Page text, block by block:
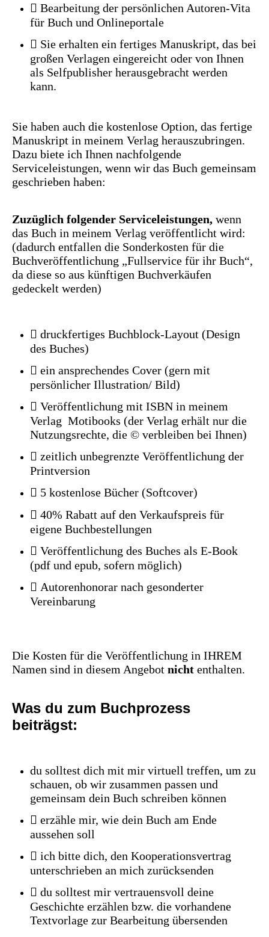
 Bearbeitung der persönlichen Autoren-Vita
für Buch und Onlineportale
 Sie erhalten ein fertiges Manuskript, das bei
großen Verlagen eingereicht oder von Ihnen
als Selfpublisher herausgebracht werden
kann.
Sie haben auch die kostenlose Option, das fertige
Manuskript in meinem Verlag herauszubringen.
Dazu biete ich Ihnen nachfolgende
Serviceleistungen, wenn wir das Buch gemeinsam
geschrieben haben:
Zuzüglich folgender Serviceleistungen, wenn
das Buch in meinem Verlag veröffentlicht wird:
(dadurch entfallen die Sonderkosten für die
Buchveröffentlichung „Fullservice für ihr Buch“,
da diese so aus künftigen Buchverkäufen
gedeckelt werden)
 druckfertiges Buchblock-Layout (Design
des Buches)
 ein ansprechendes Cover (gern mit
persönlicher Illustration/ Bild)
 Veröffentlichung mit ISBN in meinem
Verlag Motibooks (der Verlag erhält nur die
Nutzungsrechte, die © verbleiben bei Ihnen)
 zeitlich unbegrenzte Veröffentlichung der
Printversion
 5 kostenlose Bücher (Softcover)
 40% Rabatt auf den Verkaufspreis für
eigene Buchbestellungen
 Veröffentlichung des Buches als E-Book
(pdf und epub, sofern möglich)
 Autorenhonorar nach gesonderter
Vereinbarung
Die Kosten für die Veröffentlichung in IHREM
Namen sind in diesem Angebot nicht enthalten.
Was du zum Buchprozess
beiträgst:
du solltest dich mit mir virtuell treffen, um zu
schauen, ob wir zusammen passen und
gemeinsam dein Buch schreiben können
 erzähle mir, wie dein Buch am Ende
aussehen soll
 ich bitte dich, den Kooperationsvertrag
unterschrieben an mich zurücksenden
 du solltest mir vertrauensvoll deine
Geschichte erzählen bzw. die vorhandene
Textvorlage zur Bearbeitung übersenden